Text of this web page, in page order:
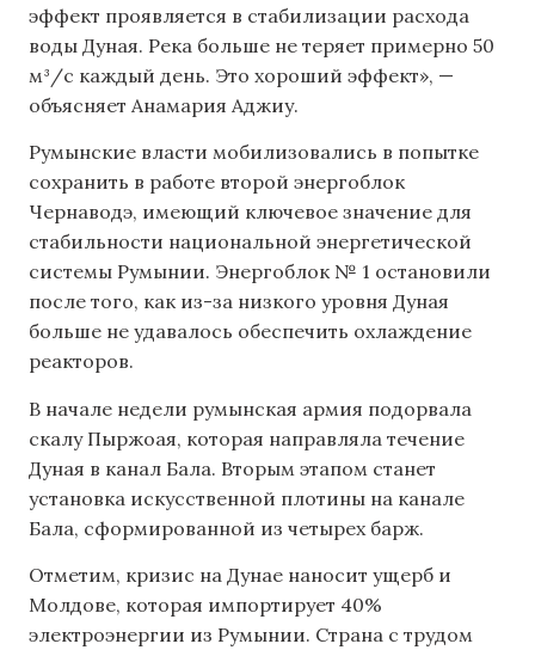
эффект проявляется в стабилизации расхода
воды Дуная. Река больше не теряет примерно 50
м³/с каждый день. Это хороший эффект», —
объясняет Анамария Аджиу.
Румынские власти мобилизовались в попытке
сохранить в работе второй энергоблок
Чернаводэ, имеющий ключевое значение для
стабильности национальной энергетической
системы Румынии. Энергоблок № 1 остановили
после того, как из-за низкого уровня Дуная
больше не удавалось обеспечить охлаждение
реакторов.
В начале недели румынская армия подорвала
скалу Пыржоая, которая направляла течение
Дуная в канал Бала. Вторым этапом станет
установка искусственной плотины на канале
Бала, сформированной из четырех барж.
Отметим, кризис на Дунае наносит ущерб и
Молдове, которая импортирует 40%
электроэнергии из Румынии. Страна с трудом